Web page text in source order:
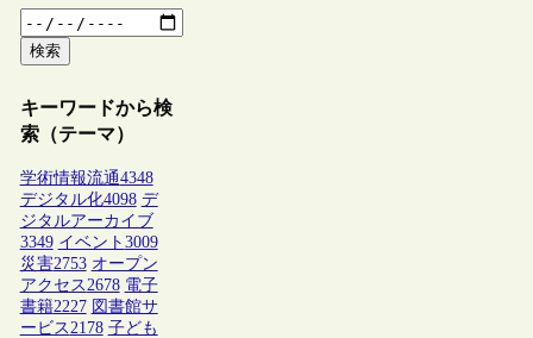
検索
キーワードから検
索（テーマ）
学術情報流通4348
デジタル化4098 デ
ジタルアーカイブ
3349 イベント 3009
災害2753 オープン
アクセス 2678 電子
書籍2227 図書館サ
ービス 2178 子ども